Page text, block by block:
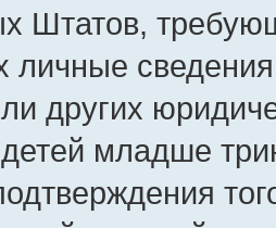
Штатов,
других
детей младше